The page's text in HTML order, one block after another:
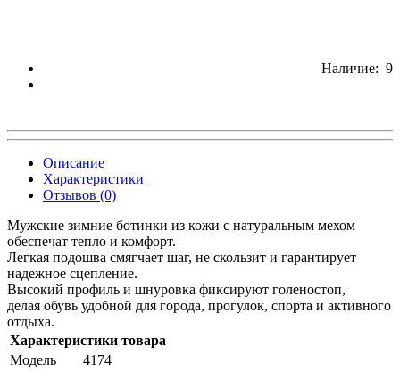
Наличие: 9
Описание
Характеристики
Отзывов (0)
Мужские зимние ботинки из кожи с натуральным мехом
обеспечат тепло и комфорт.
Легкая подошва смягчает шаг, не скользит и гарантирует
надежное сцепление.
Высокий профиль и шнуровка фиксируют голеностоп,
делая обувь удобной для города, прогулок, спорта и активного
отдыха.
Характеристики товара
Модель
4174